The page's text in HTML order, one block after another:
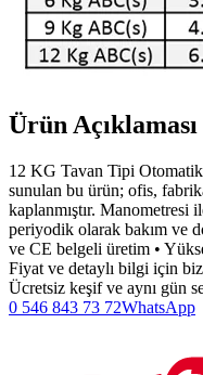
Ürün Açıklaması
12 KG Tavan Tipi Otomatik
sunulan bu ürün; ofis,
kaplanmıştır.
periyodik olarak bakım ve
ve CE belgeli üretim •
Fiyat ve detaylı bilgi için
Ücretsiz keşif ve aynı gün
0 546 843 73 72WhatsApp